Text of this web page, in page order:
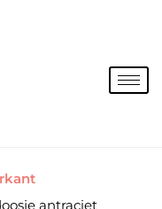
antraciet